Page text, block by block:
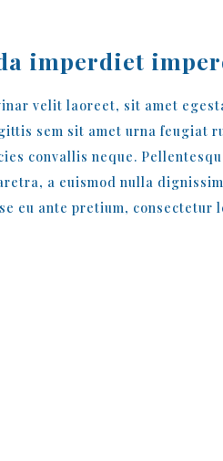
imperdiet
velit laoreet, sit amet
sem sit amet urna feugiat
convallis neque.
a euismod nulla
eu ante pretium, consectetur